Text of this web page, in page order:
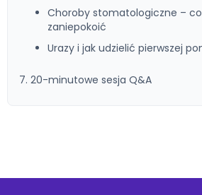
Choroby stomatologiczne –
zaniepokoić
Urazy i jak udzielić pierwszej
7. 20-minutowe sesja Q&A